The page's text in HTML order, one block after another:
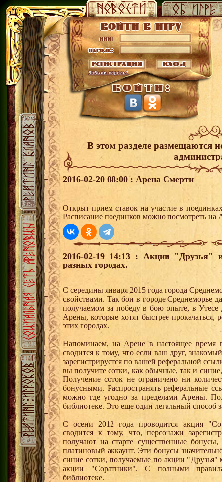
В этом разделе размещаются
2016-02-20 08:00 : Арена Смерти
Открыт прием ставок на участие в
Расписание поединков можно посмотреть на
2016-02-19 14:13 : Акции
разных городах.
С середины января 2015 года города
свойствами. Так бои в городе Среднеморье
получаемом за победу в бою опыте, в
Арены, которые хотят быстрее прокачаться,
этих городах.
Напоминаем, на Арене в настоящее время
сводится к тому, что если ваш друг,
зарегистрируется по вашей реферальной
вы получите сотки, как обычные, так и
Получение соток не ограничено ни
бонусными. Распространять реферальные
можно где угодно за пределами Арены.
библиотеке. Это еще один легальный способ
С осени 2012 года проводится акция
сводится к тому, что, персонажи
получают на старте существенные
платиновый аккаунт. Эти бонусы
синие сотки, получаемые по акции "Друзья"
акции "Соратники". С полными
библиотеке.